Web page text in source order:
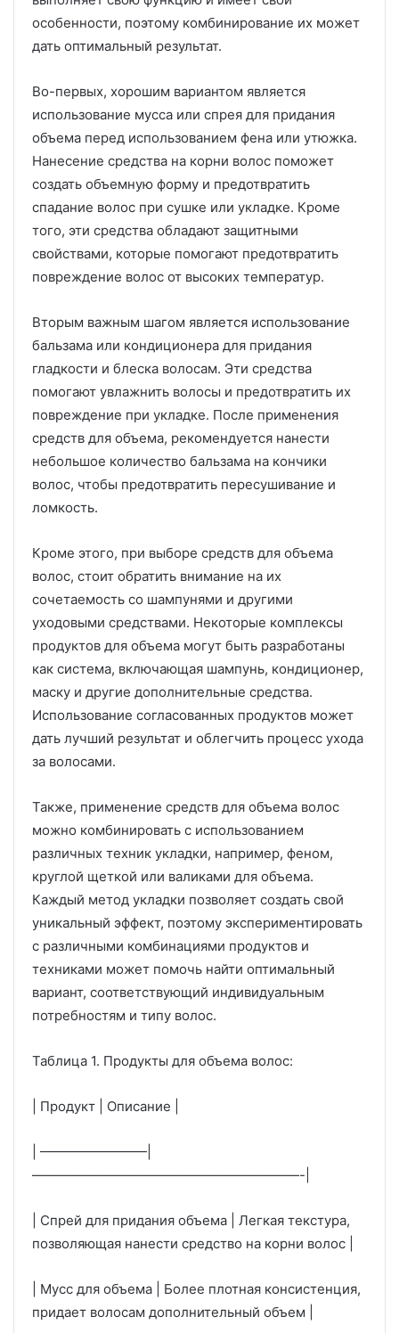
особенности, поэтому комбинирование их может
дать оптимальный результат.
Во-первых, хорошим вариантом является
использование мусса или спрея для придания
объема перед использованием фена или утюжка.
Нанесение средства на корни волос поможет
создать объемную форму и предотвратить
спадание волос при сушке или укладке. Кроме
того, эти средства обладают защитными
свойствами, которые помогают предотвратить
повреждение волос от высоких температур.
Вторым важным шагом является использование
бальзама или кондиционера для придания
гладкости и блеска волосам. Эти средства
помогают увлажнить волосы и предотвратить их
повреждение при укладке. После применения
средств для объема, рекомендуется нанести
небольшое количество бальзама на кончики
волос, чтобы предотвратить пересушивание и
ломкость.
Кроме этого, при выборе средств для объема
волос, стоит обратить внимание на их
сочетаемость со шампунями и другими
уходовыми средствами. Некоторые комплексы
продуктов для объема могут быть разработаны
как система, включающая шампунь, кондиционер,
маску и другие дополнительные средства.
Использование согласованных продуктов может
дать лучший результат и облегчить процесс ухода
за волосами.
Также, применение средств для объема волос
можно комбинировать с использованием
различных техник укладки, например, феном,
круглой щеткой или валиками для объема.
Каждый метод укладки позволяет создать свой
уникальный эффект, поэтому экспериментировать
с различными комбинациями продуктов и
техниками может помочь найти оптимальный
вариант, соответствующий индивидуальным
потребностям и типу волос.
Таблица 1. Продукты для объема волос:
| Продукт | Описание |
| ————————|
————————————————————-|
| Спрей для придания объема | Легкая текстура,
позволяющая нанести средство на корни волос |
| Мусс для объема | Более плотная консистенция,
придает волосам дополнительный объем |